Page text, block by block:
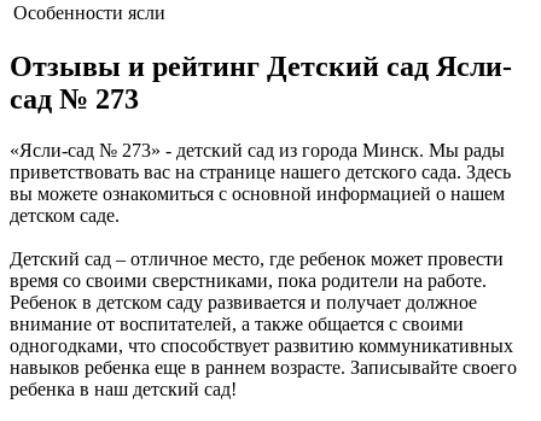
Особенности ясли
Отзывы и рейтинг Детский сад Ясли-
сад № 273
«Ясли-сад № 273» - детский сад из города Минск. Мы рады
приветствовать вас на странице нашего детского сада. Здесь
вы можете ознакомиться с основной информацией о нашем
детском саде.
Детский сад – отличное место, где ребенок может провести
время со своими сверстниками, пока родители на работе.
Ребенок в детском саду развивается и получает должное
внимание от воспитателей, а также общается с своими
одногодками, что способствует развитию коммуникативных
навыков ребенка еще в раннем возрасте. Записывайте своего
ребенка в наш детский сад!